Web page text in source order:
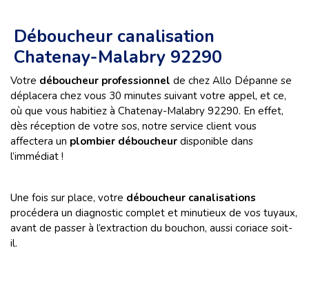
Déboucheur canalisation
Chatenay-Malabry 92290
Votre déboucheur professionnel de chez Allo Dépanne se
déplacera chez vous 30 minutes suivant votre appel, et ce,
où que vous habitiez à Chatenay-Malabry 92290. En effet,
dès réception de votre sos, notre service client vous
affectera un plombier déboucheur disponible dans
l’immédiat !
Une fois sur place, votre déboucheur canalisations
procédera un diagnostic complet et minutieux de vos tuyaux,
avant de passer à l’extraction du bouchon, aussi coriace soit-
il.